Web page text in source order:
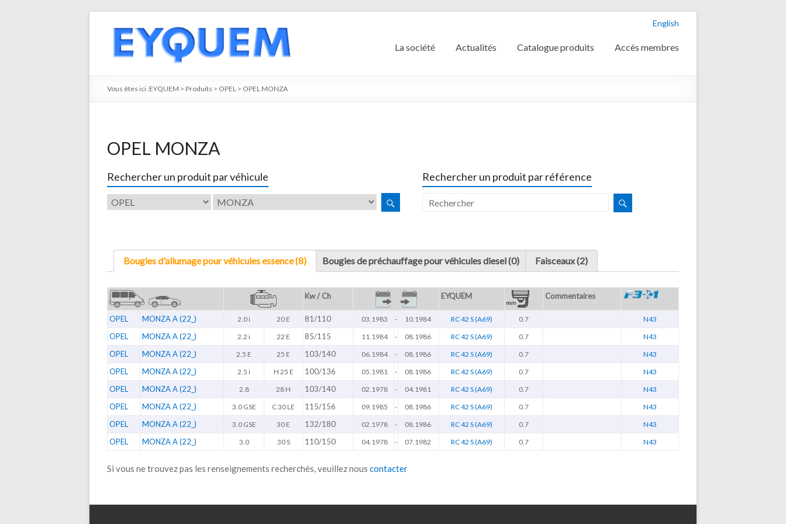
English
La société Actualités Catalogue produits Accès membres
Vous êtes ici :EYQUEM > Produits > OPEL > OPEL MONZA
OPEL MONZA
Rechercher un produit par véhicule Rechercher un produit par référence
Bougies d'allumage pour véhicules essence (8) Bougies de préchauffage pour véhicules diesel (0) Faisceaux (2)
Kw / Ch EYQUEM Commentaires
OPEL MONZA A (22_) 2.0 i 20 E 81/110 03.1983 - 10.1984 RC 42 S (A69) 0.7 N43
OPEL MONZA A (22_) 2.2 i 22 E 85/115 11.1984 - 08.1986 RC 42 S (A69) 0.7 N43
OPEL MONZA A (22_) 2.5 E 25 E 103/140 06.1984 - 08.1986 RC 42 S (A69) 0.7 N43
OPEL MONZA A (22_) 2.5 i H 25 E 100/136 05.1981 - 08.1986 RC 42 S (A69) 0.7 N43
OPEL MONZA A (22_) 2.8 28 H 103/140 02.1978 - 04.1981 RC 42 S (A69) 0.7 N43
OPEL MONZA A (22_) 3.0 GSE C 30 LE 115/156 09.1985 - 08.1986 RC 42 S (A69) 0.7 N43
OPEL MONZA A (22_) 3.0 GSE 30 E 132/180 02.1978 - 08.1986 RC 42 S (A69) 0.7 N43
OPEL MONZA A (22_) 3.0 30 S 110/150 04.1978 - 07.1982 RC 42 S (A69) 0.7 N43
Si vous ne trouvez pas les renseignements recherchés, veuillez nous contacter